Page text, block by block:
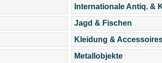
Internationale Antiq. &
Jagd & Fischen
Kleidung &
Metallobjekte